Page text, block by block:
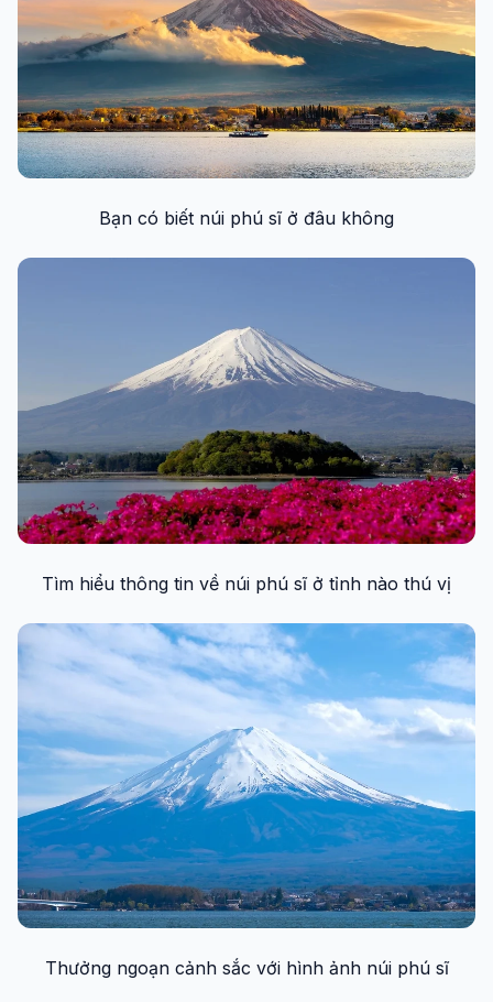
Bạn có biết núi phú sĩ ở đâu không
Tìm hiểu thông tin về núi phú sĩ ở tỉnh nào thú vị
Thưởng ngoạn cảnh sắc với hình ảnh núi phú sĩ